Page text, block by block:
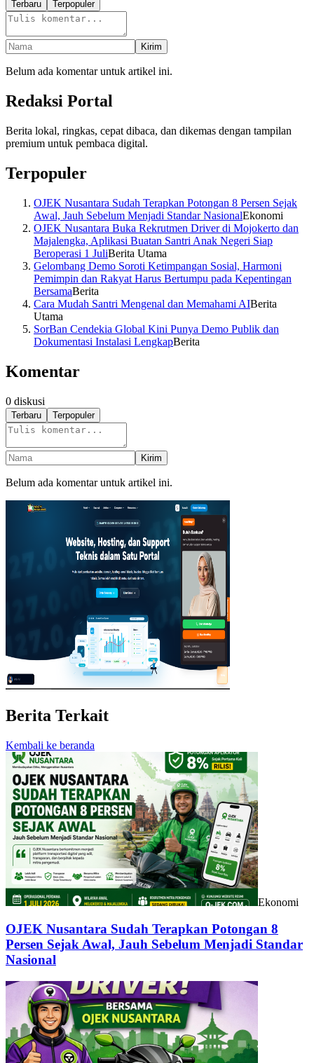
Terbaru Terpopuler
Kirim
Belum ada komentar untuk artikel ini.
Redaksi Portal
Berita lokal, ringkas, cepat dibaca, dan dikemas dengan tampilan
premium untuk pembaca digital.
Terpopuler
OJEK Nusantara Sudah Terapkan Potongan 8 Persen Sejak
Awal, Jauh Sebelum Menjadi Standar NasionalEkonomi
OJEK Nusantara Buka Rekrutmen Driver di Mojokerto dan
Majalengka, Aplikasi Buatan Santri Anak Negeri Siap
Beroperasi 1 JuliBerita Utama
Gelombang Demo Soroti Ketimpangan Sosial, Harmoni
Pemimpin dan Rakyat Harus Bertumpu pada Kepentingan
BersamaBerita
Cara Mudah Santri Mengenal dan Memahami AIBerita
Utama
SorBan Cendekia Global Kini Punya Demo Publik dan
Dokumentasi Instalasi LengkapBerita
Komentar
0 diskusi
Terbaru Terpopuler
Kirim
Belum ada komentar untuk artikel ini.
Berita Terkait
Kembali ke beranda
Ekonomi
OJEK Nusantara Sudah Terapkan Potongan 8
Persen Sejak Awal, Jauh Sebelum Menjadi Standar
Nasional